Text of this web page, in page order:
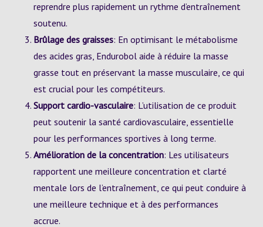
reprendre plus rapidement un rythme d’entraînement
soutenu.
Brûlage des graisses: En optimisant le métabolisme
des acides gras, Endurobol aide à réduire la masse
grasse tout en préservant la masse musculaire, ce qui
est crucial pour les compétiteurs.
Support cardio-vasculaire: L’utilisation de ce produit
peut soutenir la santé cardiovasculaire, essentielle
pour les performances sportives à long terme.
Amélioration de la concentration: Les utilisateurs
rapportent une meilleure concentration et clarté
mentale lors de l’entraînement, ce qui peut conduire à
une meilleure technique et à des performances
accrue.